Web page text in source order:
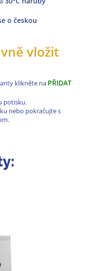
o českou
vložit
klikněte na PŘIDAT
potisku.
nebo pokračujte s